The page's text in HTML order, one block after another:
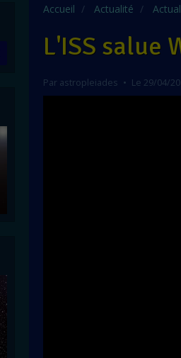
Accueil Actualité
L'ISS salue
Par astropleiades Le 29/04/